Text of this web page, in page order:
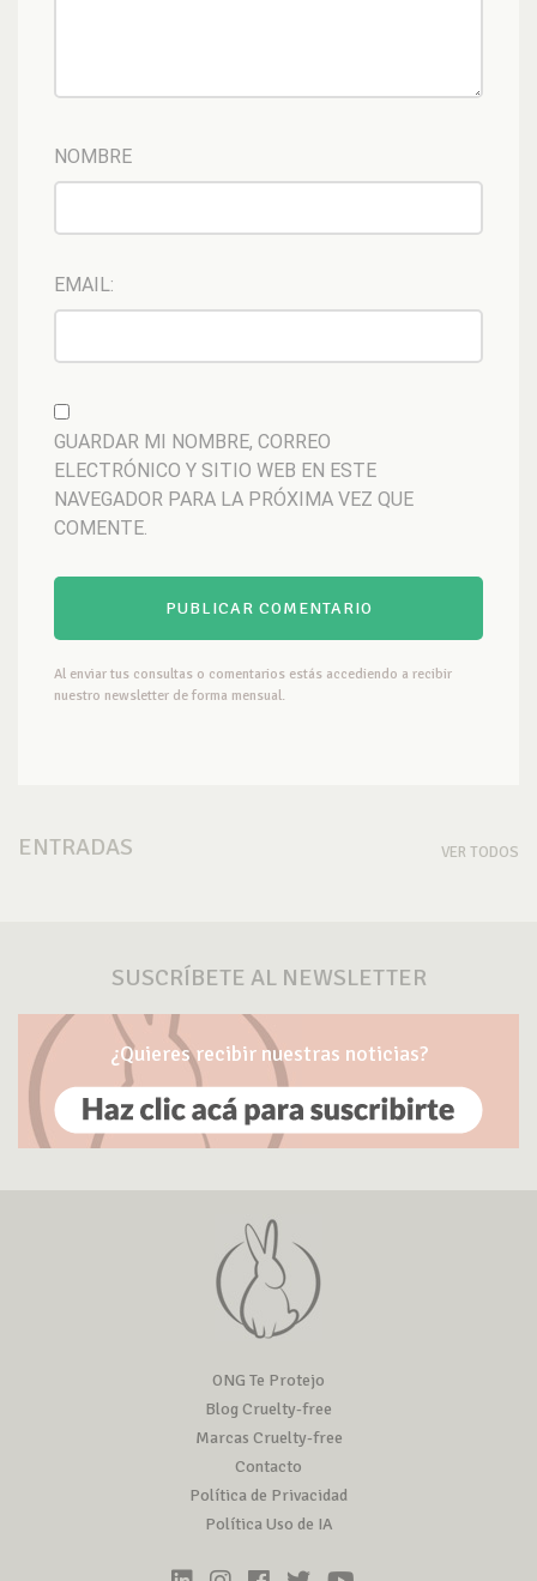
NOMBRE
EMAIL:
GUARDAR MI NOMBRE, CORREO
ELECTRÓNICO Y SITIO WEB EN ESTE
NAVEGADOR PARA LA PRÓXIMA VEZ QUE
COMENTE.
Al enviar tus consultas o comentarios estás accediendo a recibir
nuestro newsletter de forma mensual.
ENTRADAS VER TODOS
SUSCRÍBETE AL NEWSLETTER
¿Quieres recibir nuestras noticias?
ONG Te Protejo
Blog Cruelty-free
Marcas Cruelty-free
Contacto
Política de Privacidad
Política Uso de IA